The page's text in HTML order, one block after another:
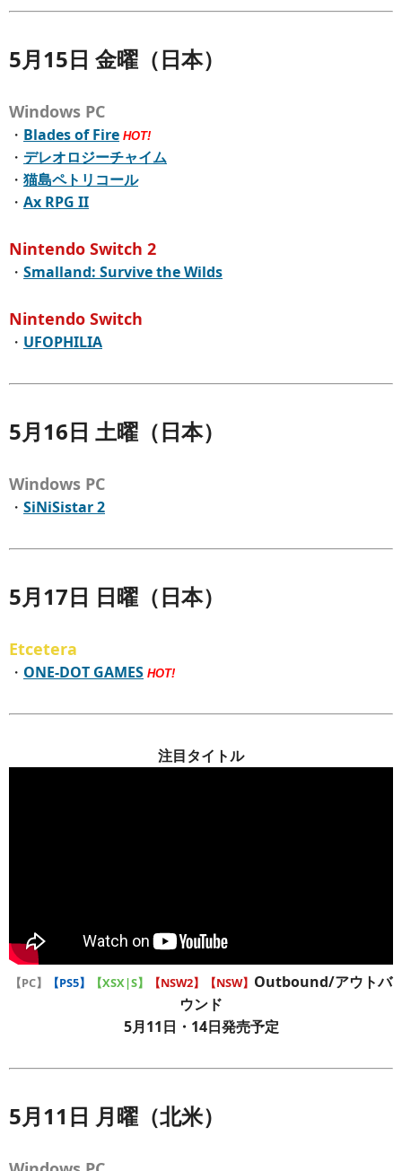
5月15日 金曜（日本）
Windows PC
・ Blades of Fire HOT!
・ デレオロジーチャイム
・ 猫島ペトリコール
・ Ax RPG II
Nintendo Switch 2
・ Smalland: Survive the Wilds
Nintendo Switch
・ UFOPHILIA
5月16日 土曜（日本）
Windows PC
・ SiNiSistar 2
5月17日 日曜（日本）
Etcetera
・ ONE-DOT GAMES HOT!
注目タイトル
【PC】 【PS5】 【XSX|S】 【NSW2】 【NSW】 Outbound/アウトバ
ウンド
5月11日・14日発売予定
5月11日 月曜（北米）